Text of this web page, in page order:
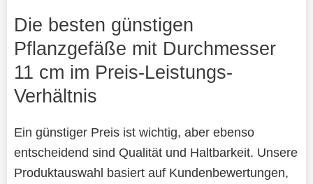
Die besten günstigen
Pflanzgefäße mit Durchmesser
11 cm im Preis-Leistungs-
Verhältnis
Ein günstiger Preis ist wichtig, aber ebenso
entscheidend sind Qualität und Haltbarkeit. Unsere
Produktauswahl basiert auf Kundenbewertungen,